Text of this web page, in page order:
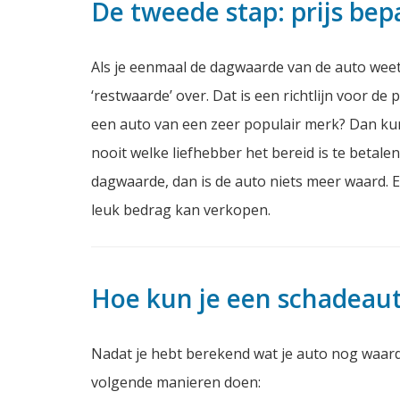
De tweede stap: prijs
Als je eenmaal de dagwaarde van de auto
‘restwaarde’ over. Dat is een richtlijn voor
een auto van een zeer populair merk? Dan
nooit welke liefhebber het bereid is te
dagwaarde, dan is de auto niets meer waard.
leuk bedrag kan verkopen.
Hoe kun je een
Nadat je hebt berekend wat je auto nog
volgende manieren doen: